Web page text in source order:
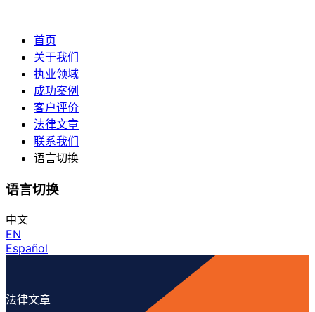
首页
关于我们
执业领域
成功案例
客户评价
法律文章
联系我们
语言切换
语言切换
中文
EN
Español
法律文章